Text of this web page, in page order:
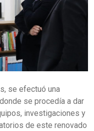
se efectuó una
se procedía a dar
investigaciones y
de este renovado